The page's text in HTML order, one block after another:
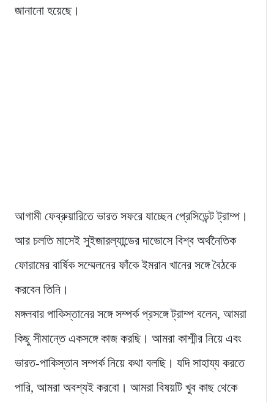
জানানো হয়েছে।
আগামী ফেব্রুয়ারিতে ভারত সফরে যাচ্ছেন প্রেসিডেন্ট ট্রাম্প।
আর চলতি মাসেই সুইজারল্যান্ডের দাভোসে বিশ্ব অর্থনৈতিক
ফোরামের বার্ষিক সম্মেলনের ফাঁকে ইমরান খানের সঙ্গে বৈঠকে
করবেন তিনি।
মঙ্গলবার পাকিস্তানের সঙ্গে সম্পর্ক প্রসঙ্গে ট্রাম্প বলেন, আমরা
কিছু সীমান্তে একসঙ্গে কাজ করছি। আমরা কাশ্মীর নিয়ে এবং
ভারত-পাকিস্তান সম্পর্ক নিয়ে কথা বলছি। যদি সাহায্য করতে
পারি, আমরা অবশ্যই করবো। আমরা বিষয়টি খুব কাছ থেকে